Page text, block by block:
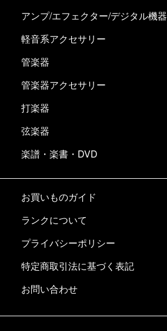
アンプ/エフェクター/デジタル機器
軽音系アクセサリー
管楽器
管楽器アクセサリー
打楽器
弦楽器
楽譜・楽書・DVD
お買いものガイド
ランクについて
プライバシーポリシー
特定商取引法に基づく表記
お問い合わせ